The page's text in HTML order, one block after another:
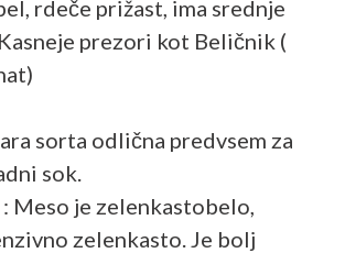
rdeče prižast, ima srednje
prezori kot Beličnik (
sorta odlična predvsem za
sok.
Meso je zelenkastobelo,
zelenkasto. Je bolj